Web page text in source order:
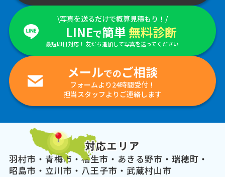
\写真を送るだけで概算見積もり！/
LINEで簡単 無料診断
最短即日対応！ 友だち追加して写真を送ってください
メールでのご相談
フォームより24時間受付！
担当スタッフよりご連絡します
対応エリア
羽村市・青梅市・福生市・あきる野市・瑞穂町・
昭島市・立川市・八王子市・武蔵村山市